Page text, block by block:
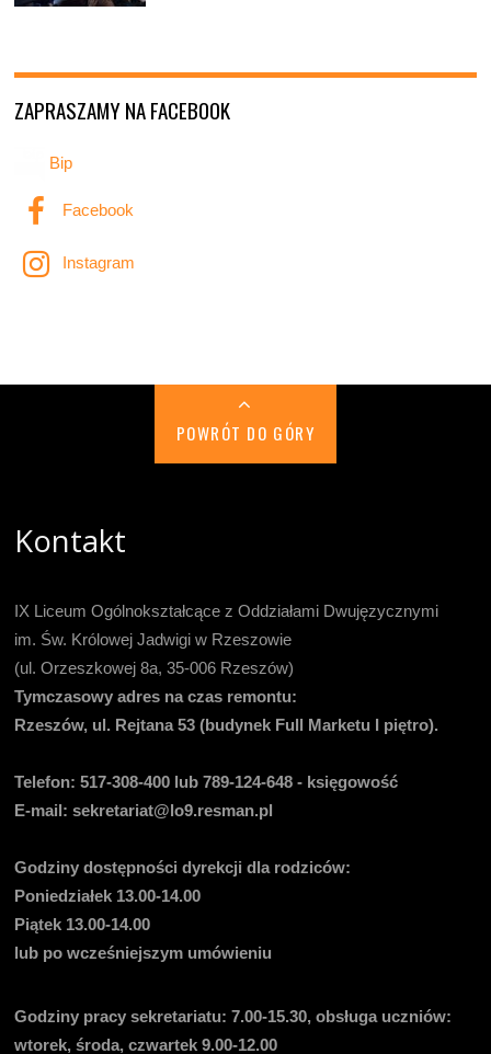
ZAPRASZAMY NA FACEBOOK
Bip
Facebook
Instagram
POWRÓT DO GÓRY
Kontakt
IX Liceum Ogólnokształcące z Oddziałami Dwujęzycznymi
im. Św. Królowej Jadwigi w Rzeszowie
(ul. Orzeszkowej 8a, 35-006 Rzeszów)
Tymczasowy adres na czas remontu:
Rzeszów, ul. Rejtana 53 (budynek Full Marketu I piętro).
Telefon:517-308-400 lub 789-124-648 - księgowość
E-mail: sekretariat@lo9.resman.pl
Godziny dostępności dyrekcji dla rodziców:
Poniedziałek 13.00-14.00
Piątek 13.00-14.00
lub po wcześniejszym umówieniu
Godziny pracy sekretariatu: 7.00-15.30, obsługa uczniów:
wtorek, środa, czwartek 9.00-12.00